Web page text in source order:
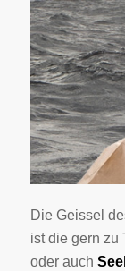
Die Geissel
ist die gern zu
oder auch